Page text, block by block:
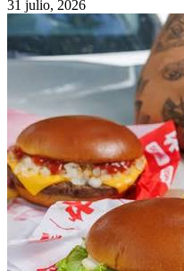
31 julio, 2026